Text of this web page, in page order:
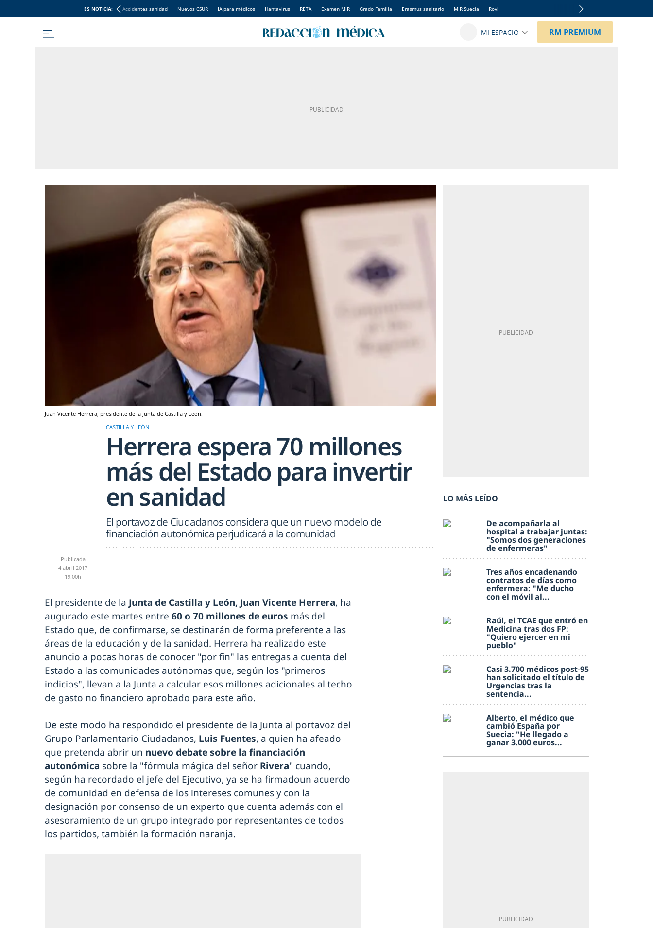
ES NOTICIA: Accidentes sanidad Nuevos CSUR IA para médicos Hantavirus RETA Examen MIR Grado Familia Erasmus sanitario MIR Suecia Rovi
Juan Vicente Herrera, presidente de la Junta de Castilla y León.
CASTILLA Y LEÓN
Herrera espera 70 millones
más del Estado para invertir
en sanidad
El portavoz de Ciudadanos considera que un nuevo modelo de
financiación autonómica perjudicará a la comunidad
Publicada
4 abril 2017
19:00h
El presidente de la Junta de Castilla y León, Juan Vicente Herrera, ha
augurado este martes entre 60 o 70 millones de euros más del
Estado que, de confirmarse, se destinarán de forma preferente a las
áreas de la educación y de la sanidad. Herrera ha realizado este
anuncio a pocas horas de conocer "por fin" las entregas a cuenta del
Estado a las comunidades autónomas que, según los "primeros
indicios", llevan a la Junta a calcular esos millones adicionales al techo
de gasto no financiero aprobado para este año.
De este modo ha respondido el presidente de la Junta al portavoz del
Grupo Parlamentario Ciudadanos, Luis Fuentes, a quien ha afeado
que pretenda abrir un nuevo debate sobre la financiación
autonómica sobre la "fórmula mágica del señor Rivera" cuando,
según ha recordado el jefe del Ejecutivo, ya se ha firmadoun acuerdo
de comunidad en defensa de los intereses comunes y con la
designación por consenso de un experto que cuenta además con el
asesoramiento de un grupo integrado por representantes de todos
los partidos, también la formación naranja.
LO MÁS LEÍDO
De acompañarla al
hospital a trabajar juntas:
"Somos dos generaciones
de enfermeras"
Tres años encadenando
contratos de días como
enfermera: "Me ducho
con el móvil al...
Raúl, el TCAE que entró en
Medicina tras dos FP:
"Quiero ejercer en mi
pueblo"
Casi 3.700 médicos post-95
han solicitado el título de
Urgencias tras la
sentencia...
Alberto, el médico que
cambió España por
Suecia: "He llegado a
ganar 3.000 euros...